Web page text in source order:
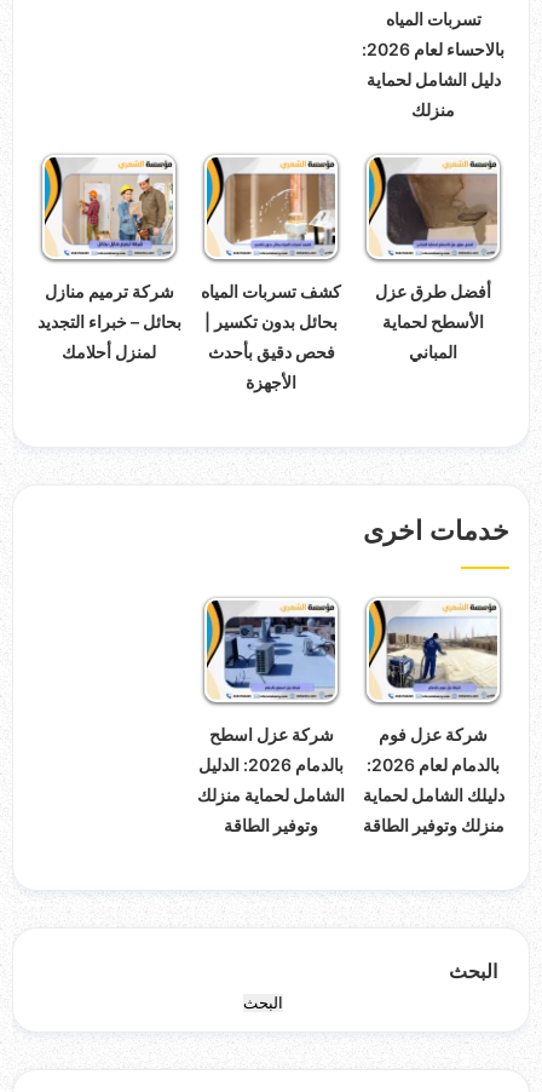
تسربات المياه
بالاحساء لعام 2026:
دليل الشامل لحماية
منزلك
أفضل طرق عزل
الأسطح لحماية
المباني
كشف تسربات المياه
بحائل بدون تكسير |
فحص دقيق بأحدث
الأجهزة
شركة ترميم منازل
بحائل – خبراء التجديد
لمنزل أحلامك
خدمات اخرى
شركة عزل فوم
بالدمام لعام 2026:
دليلك الشامل لحماية
منزلك وتوفير الطاقة
شركة عزل اسطح
بالدمام 2026: الدليل
الشامل لحماية منزلك
وتوفير الطاقة
البحث
البحث